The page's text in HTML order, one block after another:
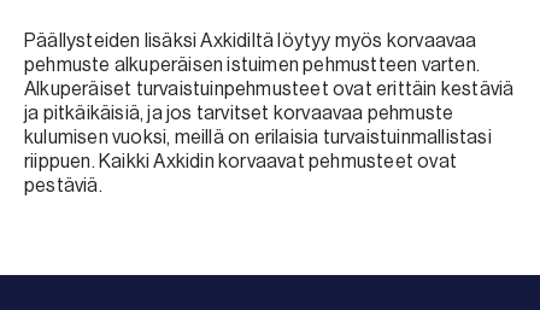
Päällysteiden lisäksi Axkidiltä löytyy myös korvaavaa
pehmuste alkuperäisen istuimen pehmustteen varten.
Alkuperäiset turvaistuinpehmusteet ovat erittäin kestäviä
ja pitkäikäisiä, ja jos tarvitset korvaavaa pehmuste
kulumisen vuoksi, meillä on erilaisia turvaistuinmallistasi
riippuen. Kaikki Axkidin korvaavat pehmusteet ovat
pestäviä.